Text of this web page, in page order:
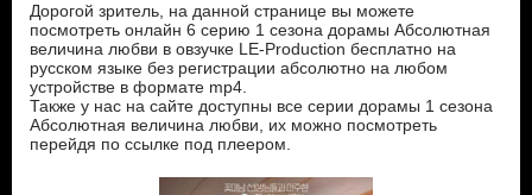
Дорогой зритель, на данной странице вы можете
посмотреть онлайн 6 серию 1 сезона дорамы Абсолютная
величина любви в овзучке LE-Production бесплатно на
русском языке без регистрации абсолютно на любом
устройстве в формате mp4.
Также у нас на сайте доступны все серии дорамы 1 сезона
Абсолютная величина любви, их можно посмотреть
перейдя по ссылке под плеером.